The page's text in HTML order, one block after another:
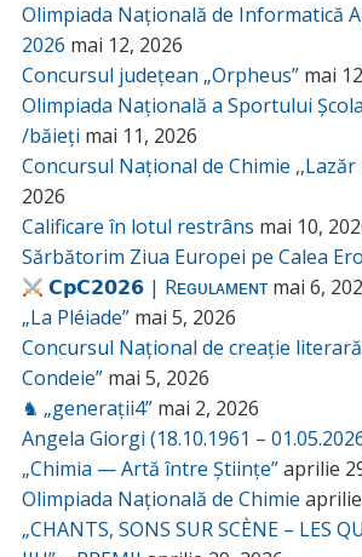
Olimpiada Națională de Informatică
2026 mai 12, 2026
Concursul județean „Orpheus” mai
Olimpiada Națională a Sportului
/băieți mai 11, 2026
Concursul Național de Chimie ,,Lazăr
2026
Calificare în lotul restrâns mai 10,
Sărbătorim Ziua Europei pe Calea
𝗖𝗽𝗖𝟮𝟬𝟮𝟲 | Rᴇɢᴜʟᴀᴍᴇɴᴛ mai 6,
„La Pléiade” mai 5, 2026
Concursul Național de creație
Condeie” mai 5, 2026
♞ „generații4” mai 2, 2026
Angela Giorgi (18.10.1961 –
„Chimia — Artă între Științe”aprilie
Olimpiada Națională de Chimie
„CHANTS, SONS SUR SCÈNE – LES